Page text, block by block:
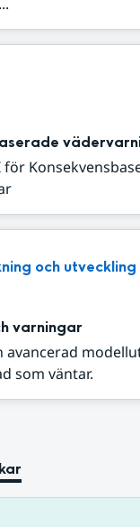
för
och utveckling
varningar
avancerad
som väntar.